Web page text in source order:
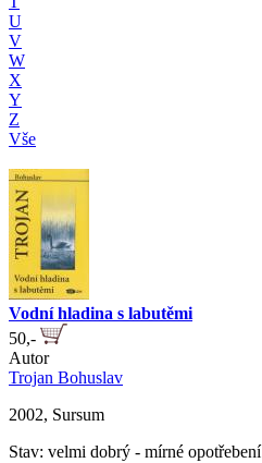
U
V
W
X
Y
Z
Vše
Vodní hladina s labutěmi
50,-
Autor
Trojan Bohuslav
2002, Sursum
Stav: velmi dobrý - mírné opotřebení